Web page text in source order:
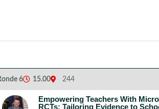
6 15.00 244
Empowering Teachers With
RCTs: Tailoring Evidence to